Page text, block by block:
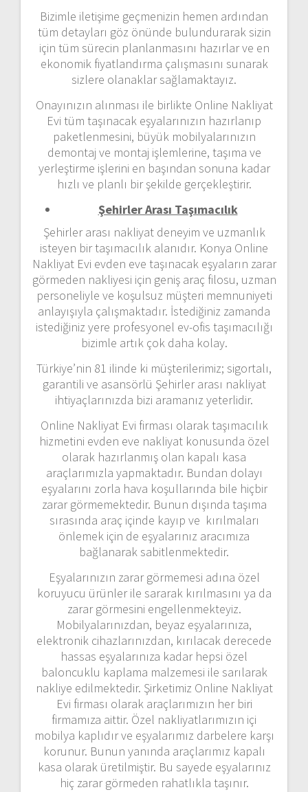
Bizimle iletişime geçmenizin hemen ardından
tüm detayları göz önünde bulundurarak sizin
için tüm sürecin planlanmasını hazırlar ve en
ekonomik fiyatlandırma çalışmasını sunarak
sizlere olanaklar sağlamaktayız.
Onayınızın alınması ile birlikte Online Nakliyat
Evi tüm taşınacak eşyalarınızın hazırlanıp
paketlenmesini, büyük mobilyalarınızın
demontaj ve montaj işlemlerine, taşıma ve
yerleştirme işlerini en başından sonuna kadar
hızlı ve planlı bir şekilde gerçekleştirir.
Şehirler Arası Taşımacılık
Şehirler arası nakliyat deneyim ve uzmanlık
isteyen bir taşımacılık alanıdır. Konya Online
Nakliyat Evi evden eve taşınacak eşyaların zarar
görmeden nakliyesi için geniş araç filosu, uzman
personeliyle ve koşulsuz müşteri memnuniyeti
anlayışıyla çalışmaktadır. İstediğiniz zamanda
istediğiniz yere profesyonel ev-ofis taşımacılığı
bizimle artık çok daha kolay.
Türkiye’nin 81 ilinde ki müşterilerimiz; sigortalı,
garantili ve asansörlü Şehirler arası nakliyat
ihtiyaçlarınızda bizi aramanız yeterlidir.
Online Nakliyat Evi firması olarak taşımacılık
hizmetini evden eve nakliyat konusunda özel
olarak hazırlanmış olan kapalı kasa
araçlarımızla yapmaktadır. Bundan dolayı
eşyalarını zorla hava koşullarında bile hiçbir
zarar görmemektedir. Bunun dışında taşıma
sırasında araç içinde kayıp ve kırılmaları
önlemek için de eşyalarınız aracımıza
bağlanarak sabitlenmektedir.
Eşyalarınızın zarar görmemesi adına özel
koruyucu ürünler ile sararak kırılmasını ya da
zarar görmesini engellenmekteyiz.
Mobilyalarınızdan, beyaz eşyalarınıza,
elektronik cihazlarınızdan, kırılacak derecede
hassas eşyalarınıza kadar hepsi özel
baloncuklu kaplama malzemesi ile sarılarak
nakliye edilmektedir. Şirketimiz Online Nakliyat
Evi firması olarak araçlarımızın her biri
firmamıza aittir. Özel nakliyatlarımızın içi
mobilya kaplıdır ve eşyalarımız darbelere karşı
korunur. Bunun yanında araçlarımız kapalı
kasa olarak üretilmiştir. Bu sayede eşyalarınız
hiç zarar görmeden rahatlıkla taşınır.